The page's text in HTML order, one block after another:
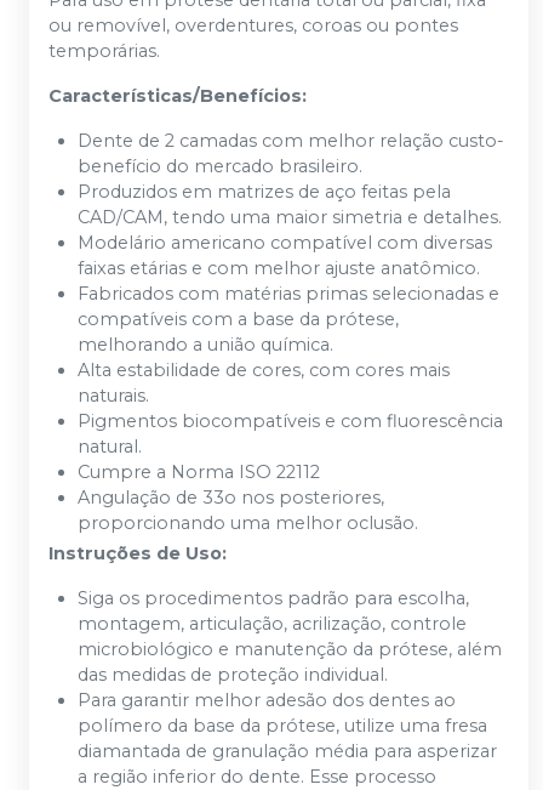
ou removível, overdentures, coroas ou pontes
temporárias.
Características/Benefícios:
Dente de 2 camadas com melhor relação custo-
benefício do mercado brasileiro.
Produzidos em matrizes de aço feitas pela
CAD/CAM, tendo uma maior simetria e detalhes.
Modelário americano compatível com diversas
faixas etárias e com melhor ajuste anatômico.
Fabricados com matérias primas selecionadas e
compatíveis com a base da prótese,
melhorando a união química.
Alta estabilidade de cores, com cores mais
naturais.
Pigmentos biocompatíveis e com fluorescência
natural.
Cumpre a Norma ISO 22112
Angulação de 33o nos posteriores,
proporcionando uma melhor oclusão.
Instruções de Uso:
Siga os procedimentos padrão para escolha,
montagem, articulação, acrilização, controle
microbiológico e manutenção da prótese, além
das medidas de proteção individual.
Para garantir melhor adesão dos dentes ao
polímero da base da prótese, utilize uma fresa
diamantada de granulação média para asperizar
a região inferior do dente. Esse processo